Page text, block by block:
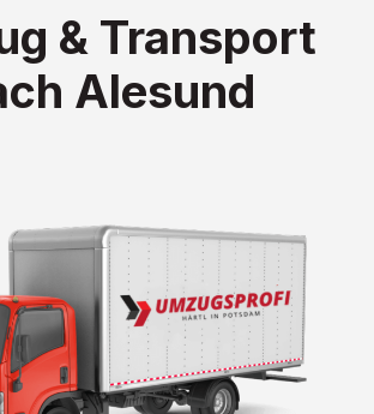
& Transport
Alesund